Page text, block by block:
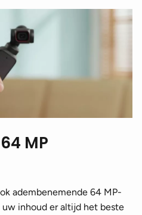
MP
adembenemende 64 MP-
uw inhoud er altijd het beste